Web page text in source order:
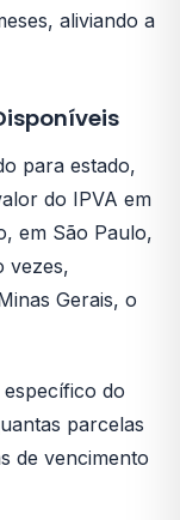
aliviando a
para estado,
do IPVA em
em São Paulo,
vezes,
Gerais, o
do
parcelas
de vencimento